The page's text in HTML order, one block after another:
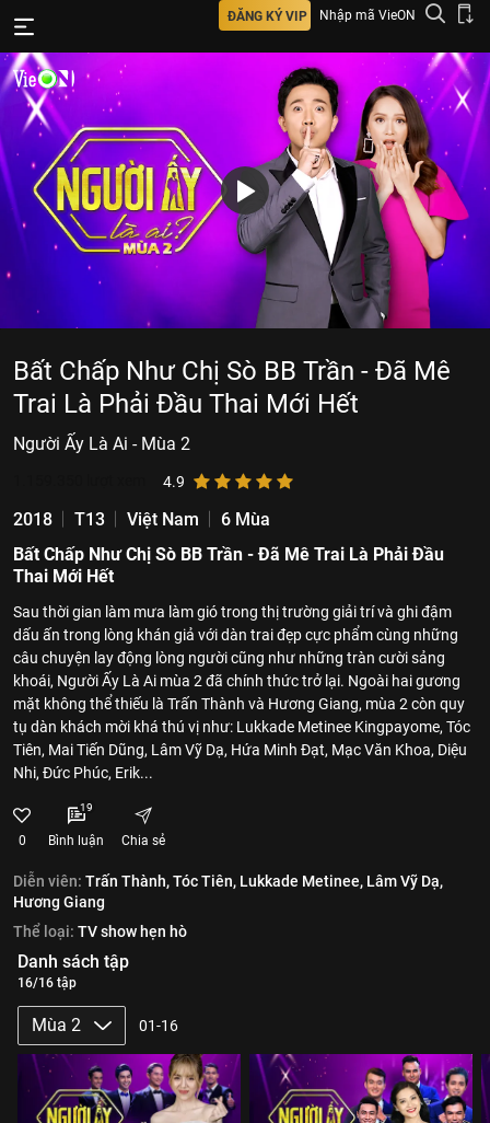
ĐĂNG KÝ VIP Nhập mã VieON
Bất Chấp Như Chị Sò BB Trần - Đã Mê
Trai Là Phải Đầu Thai Mới Hết
Người Ấy Là Ai - Mùa 2
4.9
2018 T13 Việt Nam
6 Mùa
Bất Chấp Như Chị Sò BB Trần - Đã Mê Trai Là Phải Đầu
Thai Mới Hết
Sau thời gian làm mưa làm gió trong thị trường giải trí và ghi đậm
dấu ấn trong lòng khán giả với dàn trai đẹp cực phẩm cùng những
câu chuyện lay động lòng người cũng như những tràn cười sảng
khoái, Người Ấy Là Ai mùa 2 đã chính thức trở lại. Ngoài hai gương
mặt không thể thiếu là Trấn Thành và Hương Giang, mùa 2 còn quy
tụ dàn khách mời khá thú vị như: Lukkade Metinee Kingpayome, Tóc
Tiên, Mai Tiến Dũng, Lâm Vỹ Dạ, Hứa Minh Đạt, Mạc Văn Khoa, Diệu
Nhi, Đức Phúc, Erik...
0
19
Bình luận Chia sẻ
Diễn viên: Trấn Thành,Tóc Tiên, Lukkade Metinee, Lâm Vỹ Dạ,
Hương Giang
Thể loại: TV show hẹn hò
Danh sách tập
16/16 tập
Mùa 2 01-16